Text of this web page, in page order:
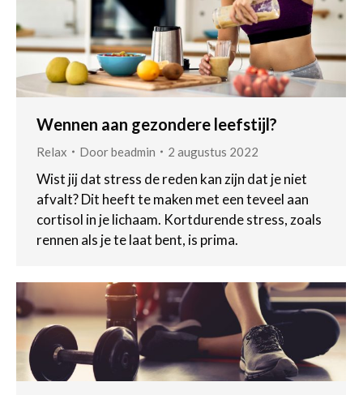
Wennen aan gezondere leefstijl?
Relax Doorbeadmin 2 augustus 2022
Wist jij dat stress de reden kan zijn dat je niet
afvalt? Dit heeft te maken met een teveel aan
cortisol in je lichaam. Kortdurende stress, zoals
rennen als je te laat bent, is prima.